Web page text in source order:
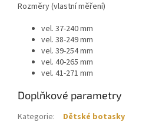
Rozměry (vlastní měření)
vel. 37-240 mm
vel. 38-249 mm
vel. 39-254 mm
vel. 40-265 mm
vel. 41-271 mm
Doplňkové parametry
Kategorie:
Dětské botasky